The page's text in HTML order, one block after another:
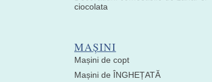
ciocolata
MAȘINI
Mașini de copt
Mașini de ÎNGHEȚATĂ